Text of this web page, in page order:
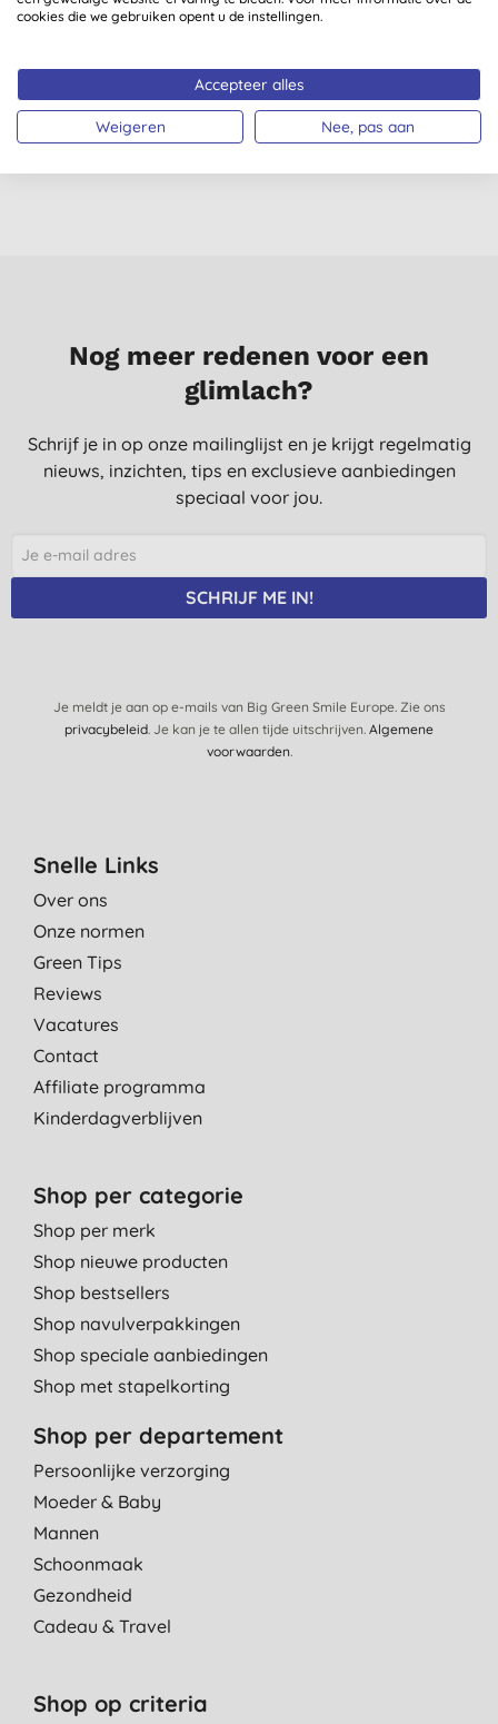
Mondwater - Engelse
Pepermunt
€ 9,19
KOPEN
Tandpasta - Engelse
Pepermunt
(4)
€ 8,25 KOPEN
Nog meer redenen voor een
glimlach?
Schrijf je in op onze mailinglijst en je krijgt regelmatig
nieuws, inzichten, tips en exclusieve aanbiedingen
speciaal voor jou.
SCHRIJF ME IN!
Je meldt je aan op e-mails van Big Green Smile Europe. Zie ons
privacybeleid. Je kan je te allen tijde uitschrijven. Algemene
voorwaarden.
Snelle Links
Over ons
Onze normen
Green Tips
Reviews
Vacatures
Contact
Affiliate programma
Kinderdagverblijven
Shop per categorie
Shop per merk
Shop nieuwe producten
Shop bestsellers
Shop navulverpakkingen
Shop speciale aanbiedingen
Shop met stapelkorting
Shop per departement
Persoonlijke verzorging
Moeder & Baby
Mannen
Schoonmaak
Gezondheid
Cadeau & Travel
Shop op criteria
cookies die we gebruiken opent u de instellingen.
Accepteer alles
Weigeren Nee, pas aan